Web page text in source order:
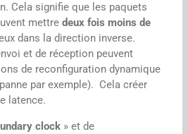
Cela signifie que les paquets
mettre deux fois moins de
dans la direction inverse.
et de réception peuvent
de reconfiguration dynamique
par exemple). Cela créer
latence.
clock » et de